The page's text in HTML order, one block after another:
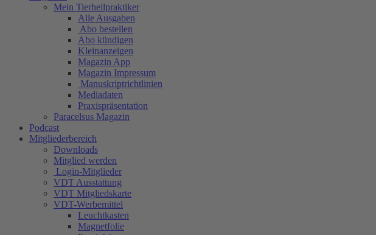
Mein Tierheilpraktiker
Alle Ausgaben
Abo bestellen
Abo kündigen
Kleinanzeigen
Magazin App
Magazin Impressum
Manuskriptrichtlinien
Mediadaten
Praxispräsentation
Paracelsus Magazin
Podcast
Mitgliederbereich
Downloads
Mitglied werden
Login-Mitglieder
VDT Ausstattung
VDT Mitgliedskarte
VDT-Werbemittel
Leuchtkasten
Magnetfolie